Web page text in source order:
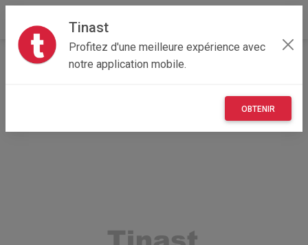
Tinast
Profitez d'une meilleure expérience avec
notre application mobile.
OBTENIR
Accueil Recherche Professionnel